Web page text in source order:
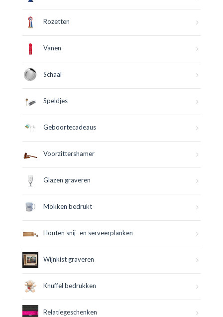
Rozetten
Vanen
Schaal
Speldjes
Geboortecadeaus
Voorzittershamer
Glazen graveren
Mokken bedrukt
Houten snij- en serveerplanken
Wijnkist graveren
Knuffel bedrukken
Relatiegeschenken